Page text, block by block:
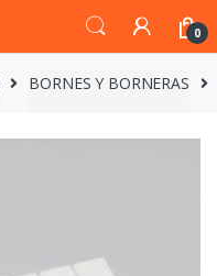
0
BORNES Y BORNERAS